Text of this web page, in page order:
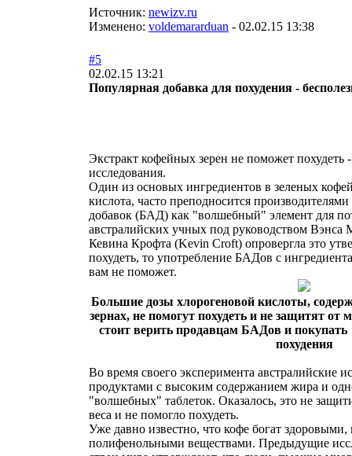
Источник: newizv.ru
Изменено: voldemararduan - 02.02.15 13:38
#5
02.02.15 13:21
Популярная добавка для похудения -
Экстракт кофейных зерен не поможет похудеть
исследования.
Один из основых ингредиентов в зеленых
кислота, часто преподносится
добавок (БАД) как "волшебный" элемент для
австралийских учных под руководством Вэнса
Кевина Крофта (Kevin Croft) опровергла это
похудеть, то употребление БАДов с
вам не поможет.
Большие дозы хлорогеновой кислоты,
зернах, не помогут похудеть и не защитят от
стоит верить продавцам БАДов и
похудения
Во время своего эксперимента австралийские
продуктами с высоким содержанием жира и
"волшебных" таблеток. Оказалось, это не
веса и не помогло похудеть.
Уже давно известно, что кофе богат
полифенольными веществами. Предыдущие